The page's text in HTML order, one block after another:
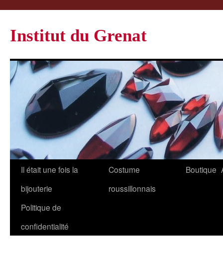
Institut du Grenat
Il était une fois la
bijouterie
Costume
roussillonnais
Boutique
Politique de
confidentialité